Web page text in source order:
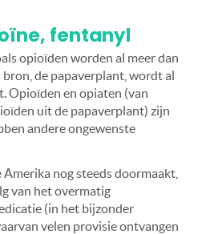
fentanyl
opioïden worden al meer dan
de papaverplant, wordt al
Opioïden en opiaten (van
uit de papaverplant) zijn
andere ongewenste
nog steeds doormaakt,
van het overmatig
(in het bijzonder
velen provisie ontvangen